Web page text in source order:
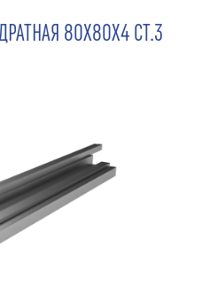
80Х80Х4 СТ.3